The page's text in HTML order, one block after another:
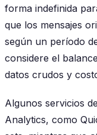
forma indefinida
que los mensajes
según un período
considere el
datos crudos y
Algunos servicios
Analytics, como